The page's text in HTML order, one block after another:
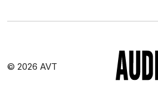
© 2026 AVT